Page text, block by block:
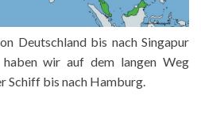
Deutschland bis nach Singapur
wir auf dem langen Weg
Schiff bis nach Hamburg.